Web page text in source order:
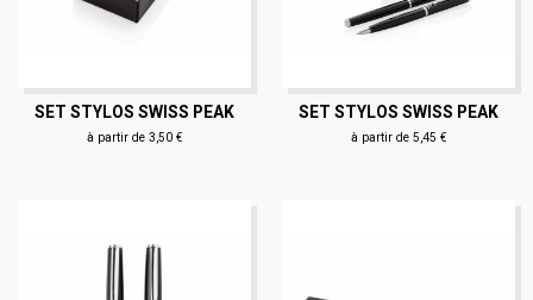
SET STYLOS SWISS PEAK
à partir de 3,50 €
SET STYLOS SWISS PEAK
à partir de 5,45 €